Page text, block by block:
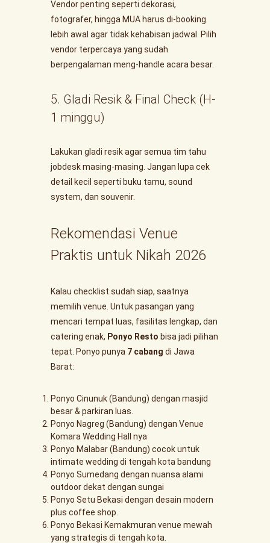
Vendor penting seperti dekorasi,
fotografer, hingga MUA harus di-booking
lebih awal agar tidak kehabisan jadwal. Pilih
vendor terpercaya yang sudah
berpengalaman meng-handle acara besar.
5. Gladi Resik & Final Check (H-
1 minggu)
Lakukan gladi resik agar semua tim tahu
jobdesk masing-masing. Jangan lupa cek
detail kecil seperti buku tamu, sound
system, dan souvenir.
Rekomendasi Venue
Praktis untuk Nikah 2026
Kalau checklist sudah siap, saatnya
memilih venue. Untuk pasangan yang
mencari tempat luas, fasilitas lengkap, dan
catering enak, Ponyo Resto bisa jadi pilihan
tepat. Ponyo punya 7 cabang di Jawa
Barat:
Ponyo Cinunuk (Bandung) dengan masjid
besar & parkiran luas.
Ponyo Nagreg (Bandung) dengan Venue
Komara Wedding Hall nya
Ponyo Malabar (Bandung) cocok untuk
intimate wedding di tengah kota bandung
Ponyo Sumedang dengan nuansa alami
outdoor dekat dengan sungai
Ponyo Setu Bekasi dengan desain modern
plus coffee shop.
Ponyo Bekasi Kemakmuran venue mewah
yang strategis di tengah kota.